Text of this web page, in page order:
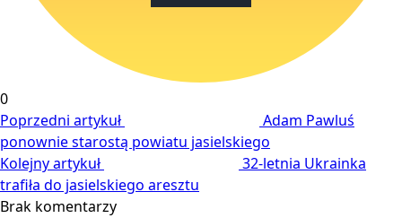
0
Poprzedni artykuł
Adam Pawluś
ponownie starostą powiatu jasielskiego
Kolejny artykuł
32-letnia Ukrainka
trafiła do jasielskiego aresztu
Brak komentarzy